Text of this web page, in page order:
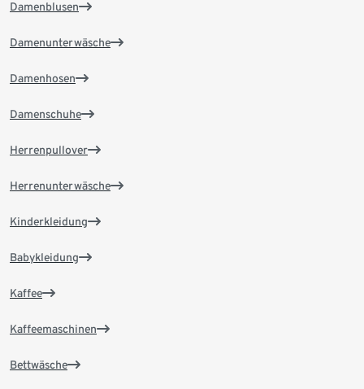
Damenblusen
Damenunterwäsche
Damenhosen
Damenschuhe
Herrenpullover
Herrenunterwäsche
Kinderkleidung
Babykleidung
Kaffee
Kaffeemaschinen
Bettwäsche